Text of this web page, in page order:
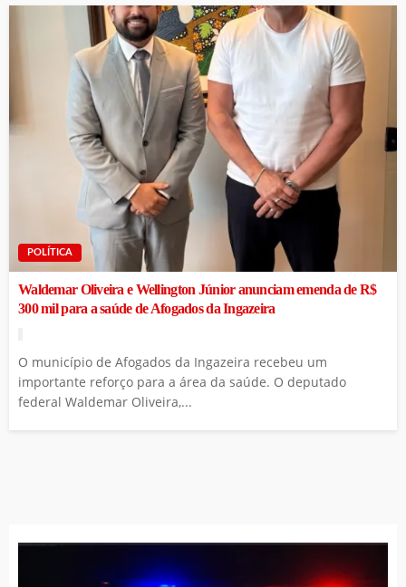
POLÍTICA
Waldemar Oliveira e Wellington Júnior anunciam emenda de R$
300 mil para a saúde de Afogados da Ingazeira
O município de Afogados da Ingazeira recebeu um
importante reforço para a área da saúde. O deputado
federal Waldemar Oliveira,...